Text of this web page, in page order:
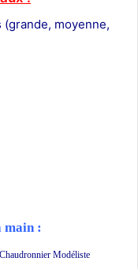
moyenne,
main :
Modéliste